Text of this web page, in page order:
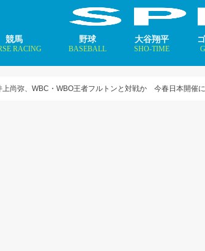
競馬
RACING
野球
BASEBALL
大谷翔平
SHO-TIME
上尚弥、WBC・WBO王者フルトンと対戦か 今春日本開催